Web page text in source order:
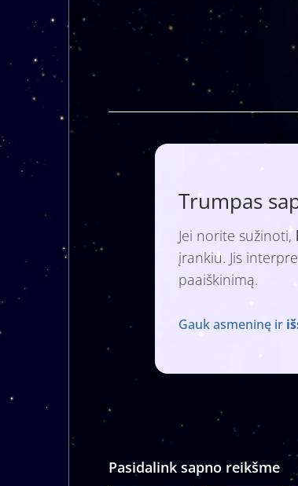
Trumpas
Jei norite sužinoti,
įrankiu. Jis
paaiškinimą.
Gauk asmeninę ir
Pasidalink sapno reikšme